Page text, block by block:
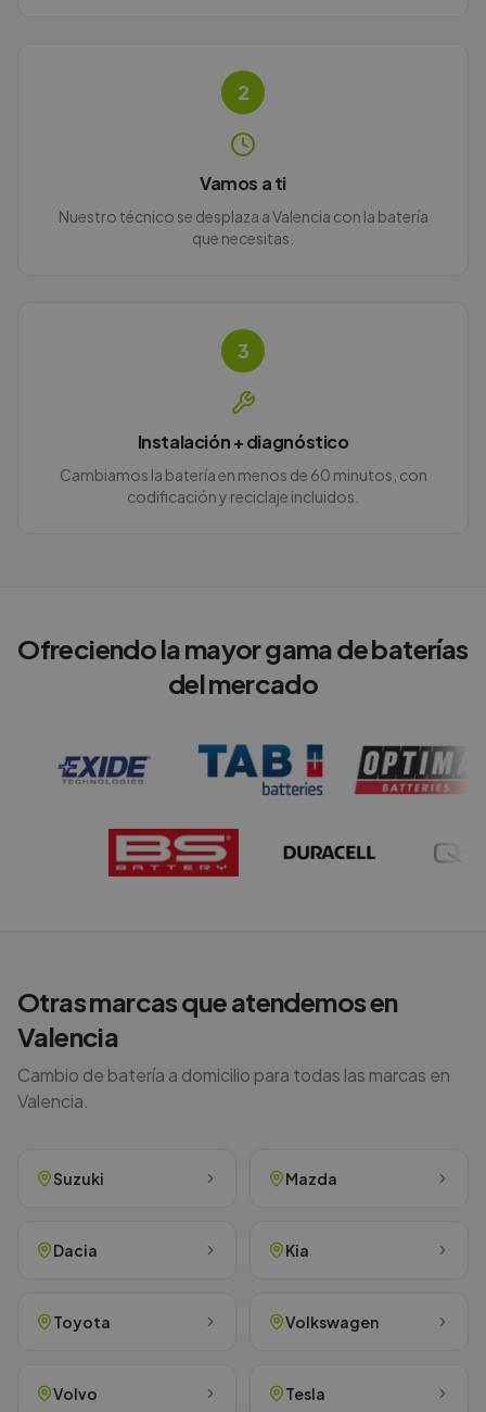
2
Vamos a ti
Nuestro técnico se desplaza a Valencia con la batería
que necesitas.
3
Instalación + diagnóstico
Cambiamos la batería en menos de 60 minutos, con
codificación y reciclaje incluidos.
Ofreciendo la mayor gama de baterías
del mercado
Otras marcas que atendemos en
Valencia
Cambio de batería a domicilio para todas las marcas en
Valencia
Suzuki Mazda
Dacia Kia
Toyota Volkswagen
Volvo Tesla